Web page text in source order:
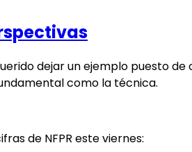
dejar un ejemplo puesto
como la técnica.
de NFPR este viernes: